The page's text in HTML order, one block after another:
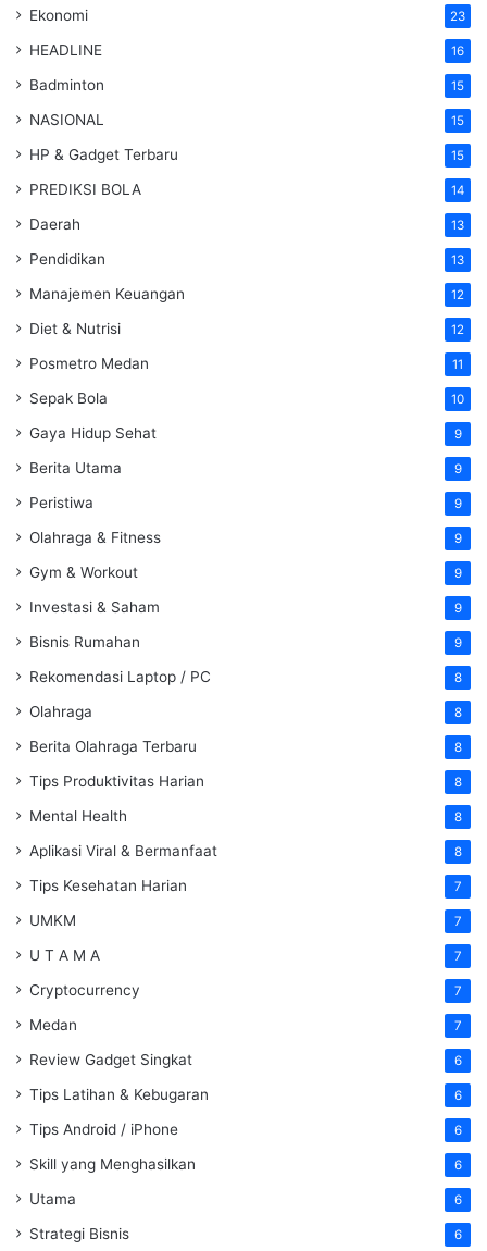
Ekonomi 23
HEADLINE 16
Badminton 15
NASIONAL 15
HP & Gadget Terbaru 15
PREDIKSI BOLA 14
Daerah 13
Pendidikan 13
Manajemen Keuangan 12
Diet & Nutrisi 12
Posmetro Medan 11
Sepak Bola 10
Gaya Hidup Sehat 9
Berita Utama 9
Peristiwa 9
Olahraga & Fitness 9
Gym & Workout 9
Investasi & Saham 9
Bisnis Rumahan 9
Rekomendasi Laptop / PC 8
Olahraga 8
Berita Olahraga Terbaru 8
Tips Produktivitas Harian 8
Mental Health 8
Aplikasi Viral & Bermanfaat 8
Tips Kesehatan Harian 7
UMKM 7
U T A M A 7
Cryptocurrency 7
Medan 7
Review Gadget Singkat 6
Tips Latihan & Kebugaran 6
Tips Android / iPhone 6
Skill yang Menghasilkan 6
Utama 6
Strategi Bisnis 6